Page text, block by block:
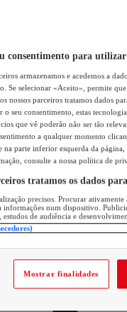
consentimento para utilizar
armazenamos e acedemos a
Se selecionar «Aceito», permite
nossos parceiros tratamos dados
seu consentimento, estas
que vê poderão não ser tão
a qualquer momento
parte inferior esquerda da página,
consulte a nossa política de
tratamos os dados
precisos. Procurar
informações num dispositivo.
de audiência e
Mostrar finalidades